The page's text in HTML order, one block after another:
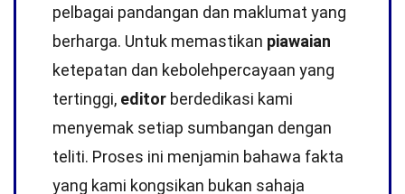
pelbagai pandangan dan maklumat yang
berharga. Untuk memastikan piawaian
ketepatan dan kebolehpercayaan yang
tertinggi, editor berdedikasi kami
menyemak setiap sumbangan dengan
teliti. Proses ini menjamin bahawa fakta
yang kami kongsikan bukan sahaja